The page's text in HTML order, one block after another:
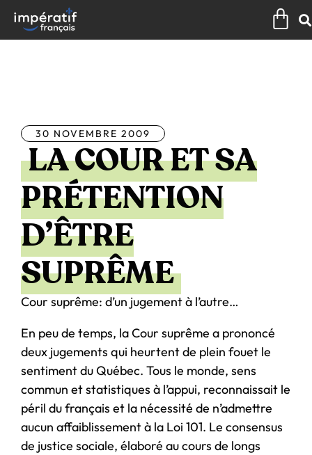
contenu
30 NOVEMBRE 2009
LA COUR ET SA
PRÉTENTION
D’ÊTRE
SUPRÊME
Cour suprême: d’un jugement à l’autre…
En peu de temps, la Cour suprême a prononcé
deux jugements qui heurtent de plein fouet le
sentiment du Québec. Tous le monde, sens
commun et statistiques à l’appui, reconnaissait le
péril du français et la nécessité de n’admettre
aucun affaiblissement à la Loi 101. Le consensus
de justice sociale, élaboré au cours de longs